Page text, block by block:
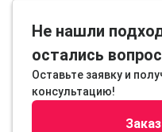
Не нашли
остались
Оставьте заявку и
консультацию!